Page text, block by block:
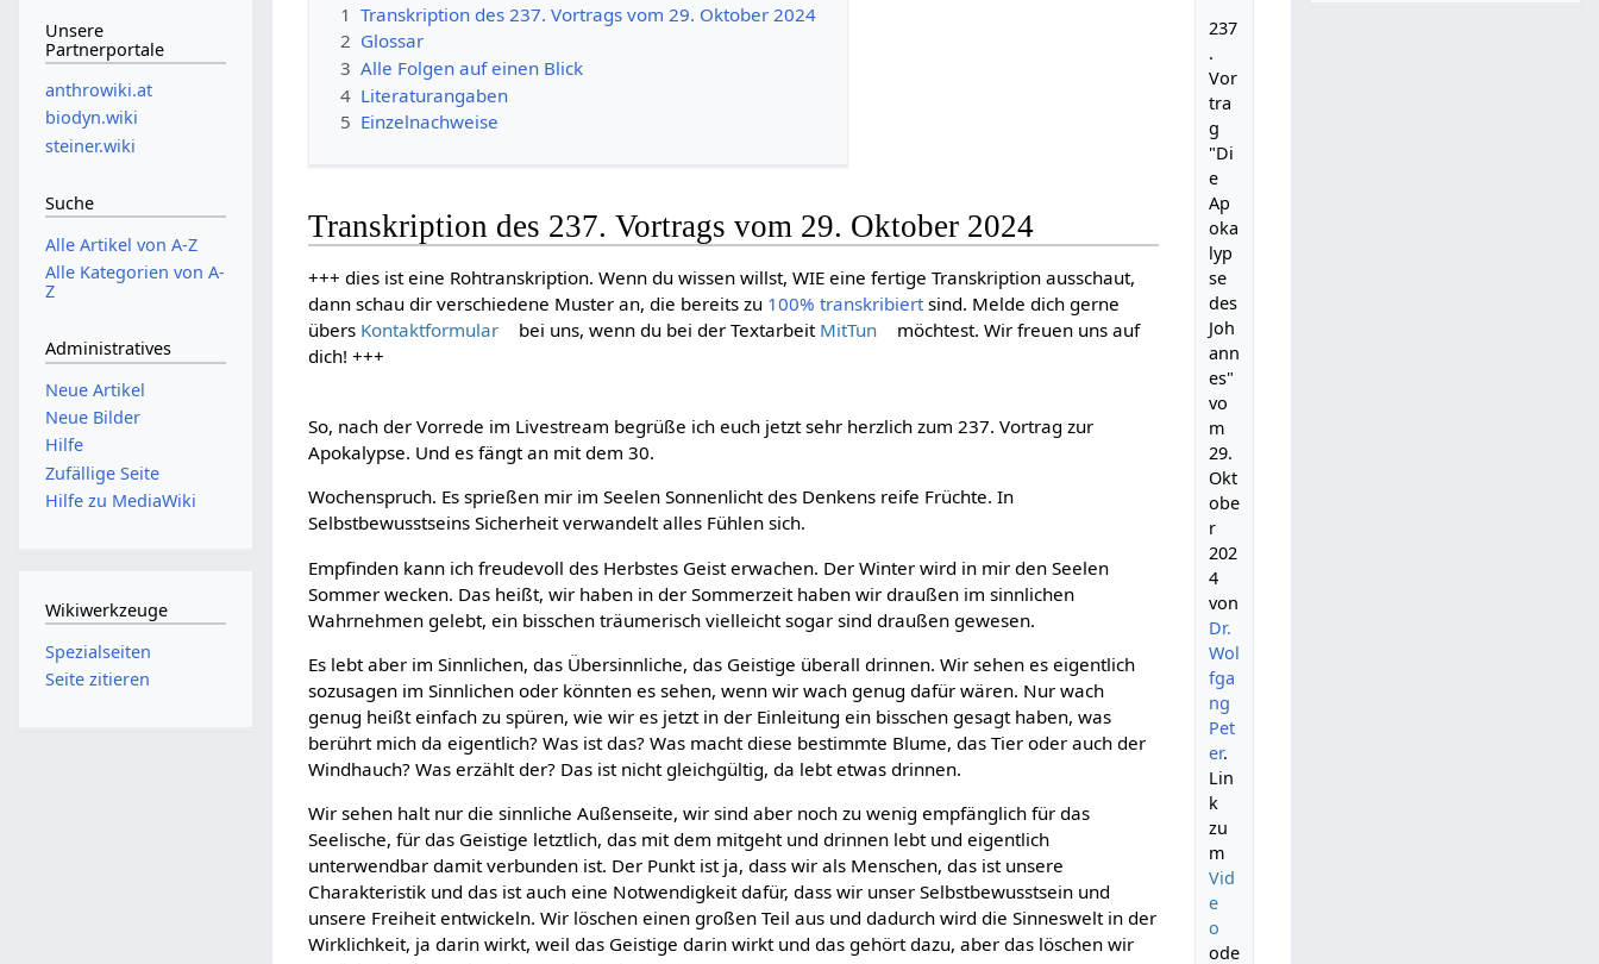
237
.
Vor
tra
g
"Di
e
Ap
oka
lyp
se
des
Joh
ann
es"
vo
m
29.
Okt
obe
r
202
4
von
Dr.
Wol
fga
ng
Pet
er.
Lin
k
zu
m
Vid
e
o
ode
1 Transkription des 237. Vortrags vom 29. Oktober 2024
2 Glossar
3 Alle Folgen auf einen Blick
4 Literaturangaben
5 Einzelnachweise
Transkription des 237. Vortrags vom 29. Oktober 2024
+++ dies ist eine Rohtranskription. Wenn du wissen willst, WIE eine fertige Transkription ausschaut,
dann schau dir verschiedene Muster an, die bereits zu 100% transkribiertsind. Melde dich gerne
übers Kontaktformular bei uns, wenn du bei der Textarbeit MitTun
möchtest. Wir freuen uns auf
dich! +++
So, nach der Vorrede im Livestream begrüße ich euch jetzt sehr herzlich zum 237. Vortrag zur
Apokalypse. Und es fängt an mit dem 30.
Wochenspruch. Es sprießen mir im Seelen Sonnenlicht des Denkens reife Früchte. In
Selbstbewusstseins Sicherheit verwandelt alles Fühlen sich.
Empfinden kann ich freudevoll des Herbstes Geist erwachen. Der Winter wird in mir den Seelen
Sommer wecken. Das heißt, wir haben in der Sommerzeit haben wir draußen im sinnlichen
Wahrnehmen gelebt, ein bisschen träumerisch vielleicht sogar sind draußen gewesen.
Es lebt aber im Sinnlichen, das Übersinnliche, das Geistige überall drinnen. Wir sehen es eigentlich
sozusagen im Sinnlichen oder könnten es sehen, wenn wir wach genug dafür wären. Nur wach
genug heißt einfach zu spüren, wie wir es jetzt in der Einleitung ein bisschen gesagt haben, was
berührt mich da eigentlich? Was ist das? Was macht diese bestimmte Blume, das Tier oder auch der
Windhauch? Was erzählt der? Das ist nicht gleichgültig, da lebt etwas drinnen.
Wir sehen halt nur die sinnliche Außenseite, wir sind aber noch zu wenig empfänglich für das
Seelische, für das Geistige letztlich, das mit dem mitgeht und drinnen lebt und eigentlich
unterwendbar damit verbunden ist. Der Punkt ist ja, dass wir als Menschen, das ist unsere
Charakteristik und das ist auch eine Notwendigkeit dafür, dass wir unser Selbstbewusstsein und
unsere Freiheit entwickeln. Wir löschen einen großen Teil aus und dadurch wird die Sinneswelt in der
Wirklichkeit, ja darin wirkt, weil das Geistige darin wirkt und das gehört dazu, aber das löschen wir
Unsere
Partnerportale
anthrowiki.at
biodyn.wiki
steiner.wiki
Suche
Alle Artikel von A-Z
Alle Kategorien von A-
Z
Administratives
Neue Artikel
Neue Bilder
Hilfe
Zufällige Seite
Hilfe zu MediaWiki
Wikiwerkzeuge
Spezialseiten
Seite zitieren